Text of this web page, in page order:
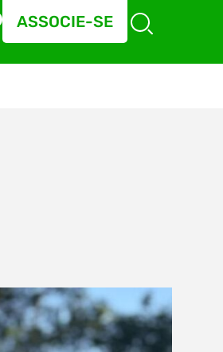
ASSOCIE-SE